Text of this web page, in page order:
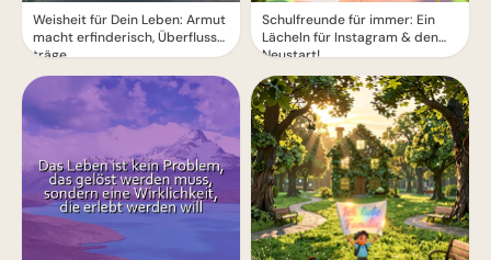
Weisheit für Dein Leben: Armut
macht erfinderisch, Überfluss
träge
Schulfreunde für immer: Ein
Lächeln für Instagram & den
Neustart!